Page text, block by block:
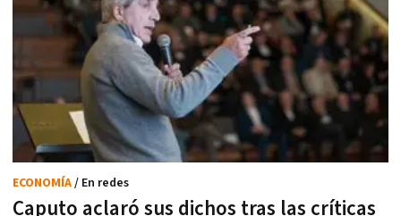
Caputo aclaró sus dichos tras las críticas
ECONOMÍA/ En redes